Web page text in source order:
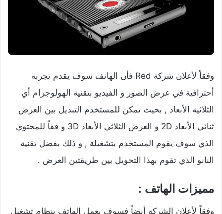
وفقاً لأعلان شركة Red فأن الهاتف سوف يقدم تجربة
أحترافية في عرض الصور و الفيديو بتقنية الهولوجرام أي
الثلاثية الأبعاد , بحيث يمكن للمستخدم التبديل بين العرض
ثنائي الأبعاد 2D و العرض الثلاثي الأبعاد 3D و فقاً للمحتوي
الذي سوف يقوم المستخدم بتشغيلة , و ذلك بفضل تقنية
النانو الذي تقوم بهذا التحويل بين طريقتين العرض .
مميزات الهاتف :
وفقاً لأعلان الشركة أيضاً فسوف يعمل الهاتف بنظام تشغيل